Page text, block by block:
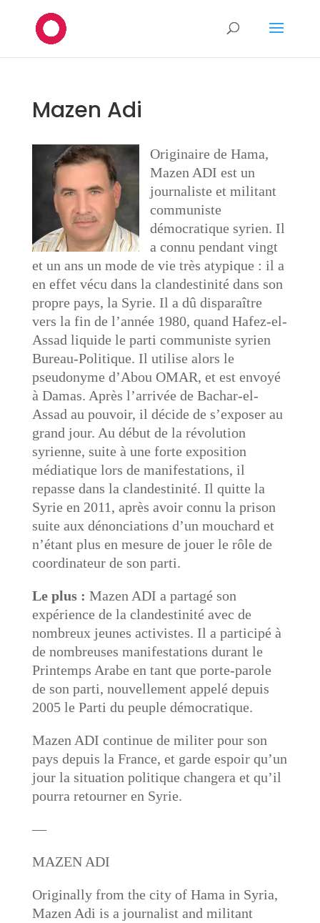
Mazen Adi
Originaire de Hama,
Mazen ADI est un
journaliste et militant
communiste
démocratique syrien. Il
a connu pendant vingt
et un ans un mode de vie très atypique : il a
en effet vécu dans la clandestinité dans son
propre pays, la Syrie. Il a dû disparaître
vers la fin de l’année 1980, quand Hafez-el-
Assad liquide le parti communiste syrien
Bureau-Politique. Il utilise alors le
pseudonyme d’Abou OMAR, et est envoyé
à Damas. Après l’arrivée de Bachar-el-
Assad au pouvoir, il décide de s’exposer au
grand jour. Au début de la révolution
syrienne, suite à une forte exposition
médiatique lors de manifestations, il
repasse dans la clandestinité. Il quitte la
Syrie en 2011, après avoir connu la prison
suite aux dénonciations d’un mouchard et
n’étant plus en mesure de jouer le rôle de
coordinateur de son parti.
Le plus : Mazen ADI a partagé son
expérience de la clandestinité avec de
nombreux jeunes activistes. Il a participé à
de nombreuses manifestations durant le
Printemps Arabe en tant que porte-parole
de son parti, nouvellement appelé depuis
2005 le Parti du peuple démocratique.
Mazen ADI continue de militer pour son
pays depuis la France, et garde espoir qu’un
jour la situation politique changera et qu’il
pourra retourner en Syrie.
—
MAZEN ADI
Originally from the city of Hama in Syria,
Mazen Adi is a journalist and militant